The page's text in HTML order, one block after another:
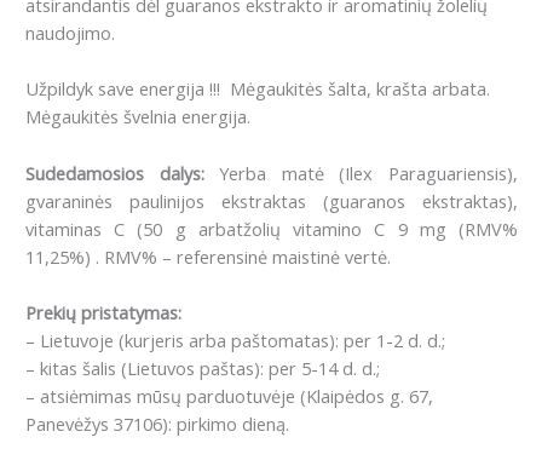
atsirandantis dėl guaranos ekstrakto ir aromatinių žolelių
naudojimo.
Užpildyk save energija !!! Mėgaukitės šalta, krašta arbata.
Mėgaukitės švelnia energija.
Sudedamosios dalys:Yerba matė (Ilex Paraguariensis),
gvaraninės paulinijos ekstraktas (guaranos ekstraktas),
vitaminas C (50 g arbatžolių vitamino C 9 mg (RMV%
11,25%) . RMV% – referensinė maistinė vertė.
Prekių pristatymas:
– Lietuvoje (kurjeris arba paštomatas): per 1-2 d. d.;
– kitas šalis (Lietuvos paštas): per 5-14 d. d.;
– atsiėmimas mūsų parduotuvėje (Klaipėdos g. 67,
Panevėžys 37106): pirkimo dieną.